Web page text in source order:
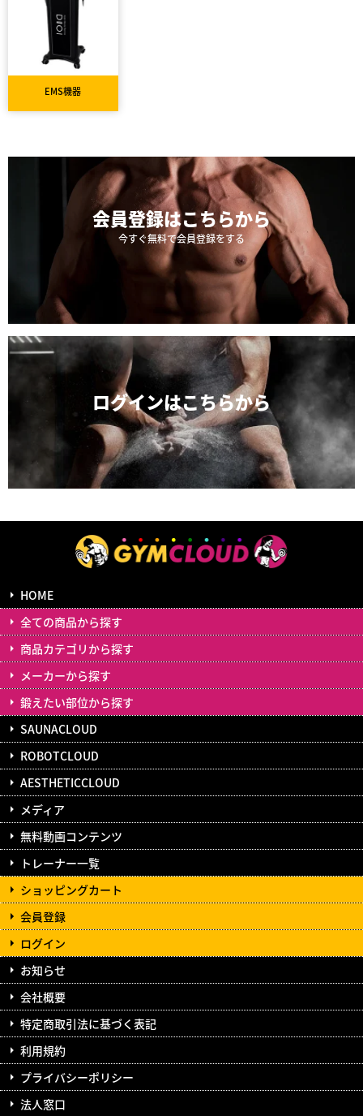
EMS機器
会員登録はこちらから
今すぐ無料で会員登録をする
ログインはこちらから
HOME
全ての商品から探す
商品カテゴリから探す
メーカーから探す
鍛えたい部位から探す
SAUNACLOUD
ROBOTCLOUD
AESTHETICCLOUD
メディア
無料動画コンテンツ
トレーナー一覧
ショッピングカート
会員登録
ログイン
お知らせ
会社概要
特定商取引法に基づく表記
利用規約
プライバシーポリシー
法人窓口